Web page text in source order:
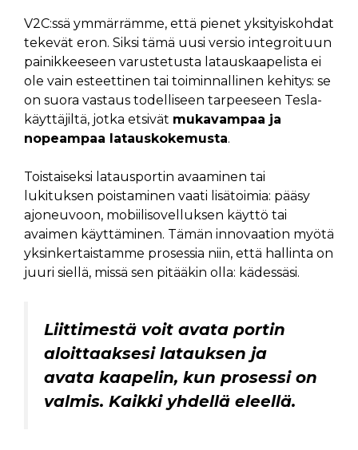
V2C:ssä ymmärrämme, että pienet yksityiskohdat
tekevät eron. Siksi tämä uusi versio integroituun
painikkeeseen varustetusta latauskaapelista ei
ole vain esteettinen tai toiminnallinen kehitys: se
on suora vastaus todelliseen tarpeeseen Tesla-
käyttäjiltä, jotka etsivät mukavampaa ja
nopeampaa latauskokemusta.
Toistaiseksi latausportin avaaminen tai
lukituksen poistaminen vaati lisätoimia: pääsy
ajoneuvoon, mobiilisovelluksen käyttö tai
avaimen käyttäminen. Tämän innovaation myötä
yksinkertaistamme prosessia niin, että hallinta on
juuri siellä, missä sen pitääkin olla: kädessäsi.
Liittimestä voit avata portin
aloittaaksesi latauksen ja
avata kaapelin, kun prosessi on
valmis. Kaikki yhdellä eleellä.